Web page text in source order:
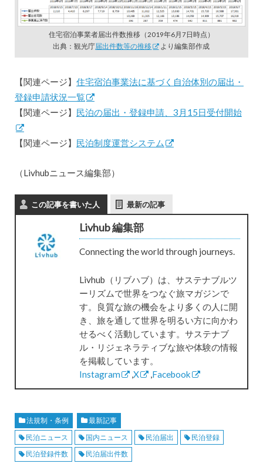
住宅宿泊事業者届出件数推移（2019年6月7日時点）
出典：観光庁届出件数等の推移 より編集部作成
【関連ページ】 住宅宿泊事業法に基づく自治体別の届出・
登録申請状況一覧
【関連ページ】 民泊の届出・登録申請、3月15日受付開始
【関連ページ】 民泊制度運営システム
（Livhubニュース編集部）
この記事を書いた人 最新の記事
Livhub 編集部
Connecting the world through journeys.
Livhub（リブハブ）は、サステナブルツ
ーリズムで世界をつなぐ旅マガジンで
す。良質な旅の機会をより多くの人に開
き、旅を通して世界を明るい方に向かわ
せるべく活動しています。サステナブ
ル・リジェネラティブな旅や体験の情報
を掲載しています。
Instagram
,X ,Facebook
法規制・条例
最新記事
民泊ニュース
国内ニュース 民泊届出
民泊登録
民泊登録件数
民泊届出件数